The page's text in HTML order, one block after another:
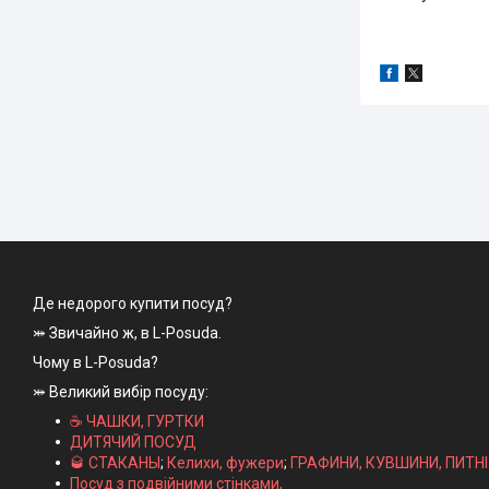
Де недорого купити посуд?
⤗ Звичайно ж, в L-Posuda.
Чому в L-Posuda?
⤗ Великий вибір посуду:
☕ ЧАШКИ, ГУРТКИ
ДИТЯЧИЙ ПОСУД
🥃 СТАКАНЫ; Келихи, фужери; ГРАФИНИ, КУВШИНИ,
Посуд з подвійними стінками,